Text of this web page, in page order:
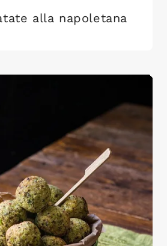
alla napoletana